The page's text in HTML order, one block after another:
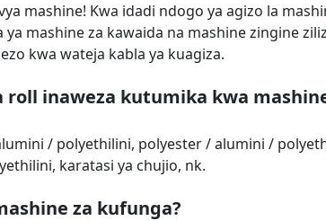
mashine! Kwa idadi ndogo ya agizo la
mashine za kawaida na mashine zingine
kwa wateja kabla ya kuagiza.
roll inaweza kutumika kwa
/ polyethilini, polyester / alumini /
karatasi ya chujio, nk.
za kufunga?